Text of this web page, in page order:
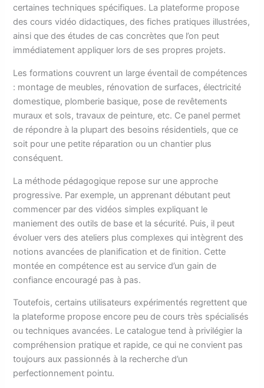
certaines techniques spécifiques. La plateforme propose
des cours vidéo didactiques, des fiches pratiques illustrées,
ainsi que des études de cas concrètes que l’on peut
immédiatement appliquer lors de ses propres projets.
Les formations couvrent un large éventail de compétences
: montage de meubles, rénovation de surfaces, électricité
domestique, plomberie basique, pose de revêtements
muraux et sols, travaux de peinture, etc. Ce panel permet
de répondre à la plupart des besoins résidentiels, que ce
soit pour une petite réparation ou un chantier plus
conséquent.
La méthode pédagogique repose sur une approche
progressive. Par exemple, un apprenant débutant peut
commencer par des vidéos simples expliquant le
maniement des outils de base et la sécurité. Puis, il peut
évoluer vers des ateliers plus complexes qui intègrent des
notions avancées de planification et de finition. Cette
montée en compétence est au service d’un gain de
confiance encouragé pas à pas.
Toutefois, certains utilisateurs expérimentés regrettent que
la plateforme propose encore peu de cours très spécialisés
ou techniques avancées. Le catalogue tend à privilégier la
compréhension pratique et rapide, ce qui ne convient pas
toujours aux passionnés à la recherche d’un
perfectionnement pointu.